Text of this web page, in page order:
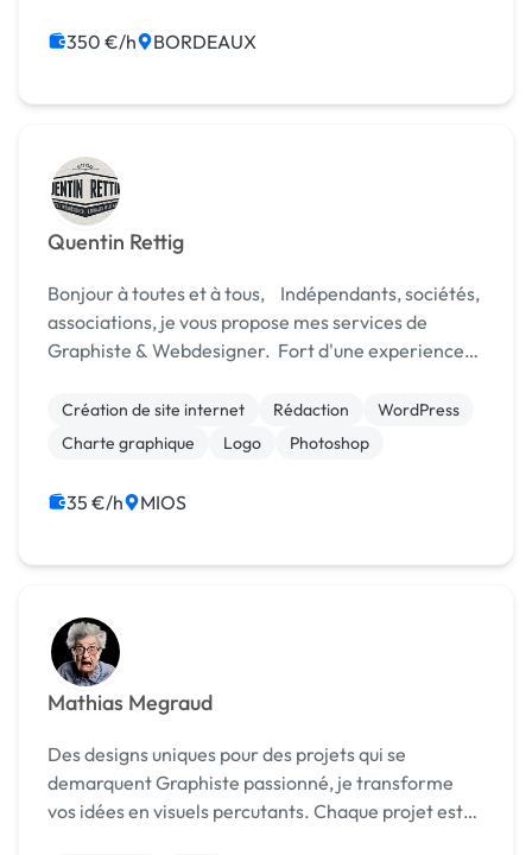
350 €/h BORDEAUX
Quentin Rettig
Bonjour à toutes et à tous, Indépendants, sociétés,
associations, je vous propose mes services de
Graphiste & Webdesigner. Fort d'une experience
aide à vous démarquer de vos concurrents e...
Création de site internet Rédaction
WordPress
Charte graphique
Logo Photoshop
35 €/h MIOS
Mathias Megraud
Des designs uniques pour des projets qui se
demarquent Graphiste passionné, je transforme
vos idées en visuels percutants. Chaque projet est